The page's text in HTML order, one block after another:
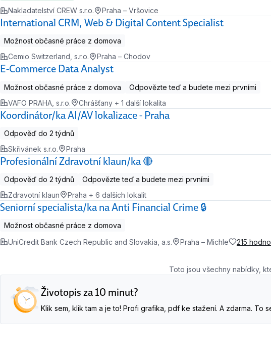
Nakladatelství CREW s.r.o.
Praha – Vršovice
International CRM, Web & Digital Content Specialist
Možnost občasné práce z domova
Cemio Switzerland, s.r.o.
Praha – Chodov
E-Commerce Data Analyst
Možnost občasné práce z domova
Odpovězte teď a budete mezi prvními
VAFO PRAHA, s.r.o.
Chrášťany + 1 další lokalita
Koordinátor/ka AI/AV lokalizace - Praha
Odpověď do 2 týdnů
Skřivánek s.r.o.
Praha
Profesionální Zdravotní klaun/ka 🔴
Odpověď do 2 týdnů
Odpovězte teď a budete mezi prvními
Zdravotní klaun
Praha + 6 dalších lokalit
Seniorní specialista/ka na Anti Financial Crime 🔒
Možnost občasné práce z domova
UniCredit Bank Czech Republic and Slovakia, a.s.
Praha – Michle 215
Toto jsou všechny nabídky,
Životopis za 10 minut?
Klik sem, klik tam a je to! Profi grafika, pdf ke stažení. A zdarma. To